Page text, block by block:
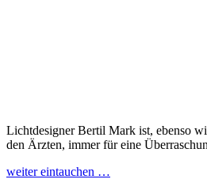
Lichtdesigner Bertil Mark ist, ebenso
den Ärzten, immer für eine
weiter eintauchen …